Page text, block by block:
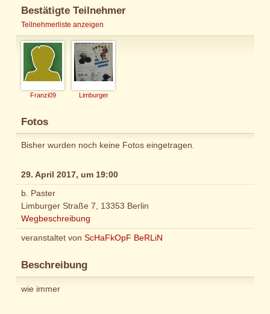
Bestätigte Teilnehmer
Teilnehmerliste anzeigen
Franzi09 Limburger
Fotos
Bisher wurden noch keine Fotos eingetragen.
29. April 2017, um 19:00
b. Paster
Limburger Straße 7, 13353 Berlin
Wegbeschreibung
veranstaltet von ScHaFkOpF BeRLiN
Beschreibung
wie immer